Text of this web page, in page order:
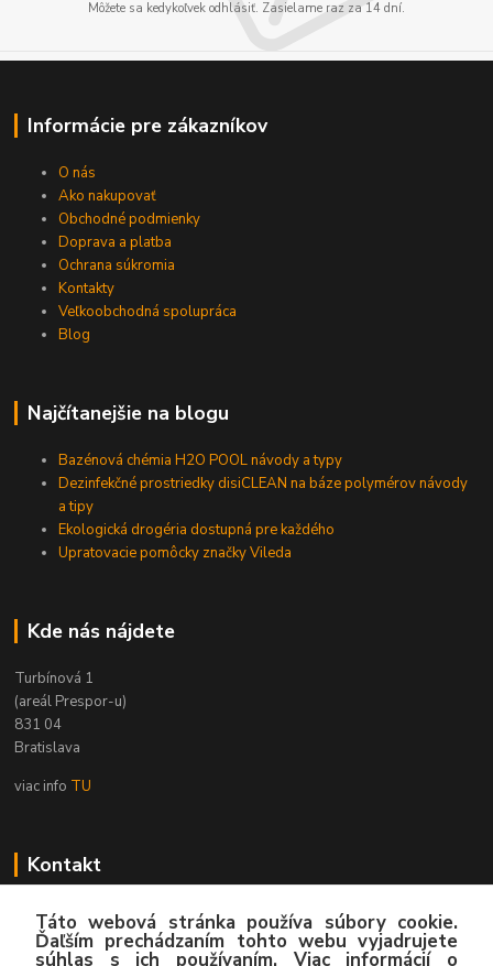
Môžete sa kedykoľvek odhlásiť. Zasielame raz za 14 dní.
Informácie pre zákazníkov
O nás
Ako nakupovať
Obchodné podmienky
Doprava a platba
Ochrana súkromia
Kontakty
Veľkoobchodná spolupráca
Blog
Najčítanejšie na blogu
Bazénová chémia H2O POOL návody a typy
Dezinfekčné prostriedky disiCLEAN na báze polymérov návody
a tipy
Ekologická drogéria dostupná pre každého
Upratovacie pomôcky značky Vileda
Kde nás nájdete
Turbínová 1
(areál Prespor-u)
831 04
Bratislava
viac info TU
Kontakt
Zákaznícka podpora
02/4445 8762
(Po-Pia, 8:00-15:30 hod.)
Táto webová stránka používa súbory cookie.
Ďaľším prechádzaním tohto webu vyjadrujete
súhlas s ich používaním. Viac informácií o